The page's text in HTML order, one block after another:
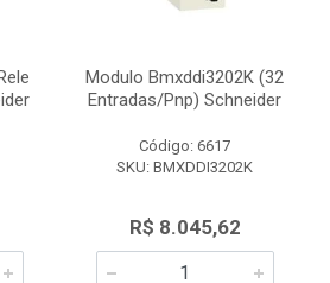
Modulo Bmxddi3202K (32
Entradas/Pnp) Schneider
Código: 6617
SKU: BMXDDI3202K
R$ 8.045,62